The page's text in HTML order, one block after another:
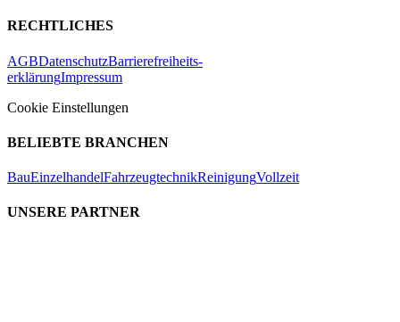
RECHTLICHES
AGBDatenschutzBarrierefreiheits-
erklärungImpressum
Cookie Einstellungen
BELIEBTE BRANCHEN
BauEinzelhandelFahrzeugtechnikReinigungVollzeit
UNSERE PARTNER